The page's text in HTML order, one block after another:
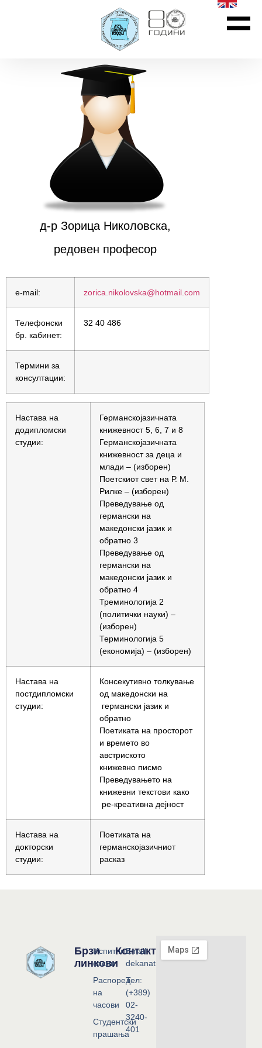
д-р Зорица Николовска,
редовен професор
e-mail: zorica.nikolovska@hotmail.com
Телефонски
бр. кабинет:
32 40 486
Термини за
консултации:
Настава на
додипломски
студии:
Германскојазичната
книжевност 5, 6, 7 и 8
Германскојазичната
книжевност за деца и
млади – (изборен)
Поетскиот свет на Р. М.
Рилке – (изборен)
Преведување од
германски на
македонски јазик и
обратно 3
Преведување од
германски на
македонски јазик и
обратно 4
Треминологија 2
(политички науки) –
(изборен)
Терминологија 5
(економија) – (изборен)
Настава на
постдипломски
студии:
Консекутивно толкување
од македонски на
германски јазик и
обратно
Поетиката на просторот
и времето во
австриското
книжевно писмо
Преведувањето на
книжевни текстови како
ре-креативна дејност
Настава на
докторски
студии:
Поетиката на
германскојазичниот
расказ
Брзи
линкови
Испитни
сесии
Распоред
на
часови
Студентски
прашања
Контакт
Email:
dekanat@flf.ukim.edu.mk
Тел:
(+389)
02-
3240-
401